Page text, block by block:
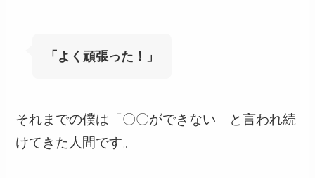
「よく頑張った！」
それまでの僕は「〇〇ができない」と言われ続
けてきた人間です。